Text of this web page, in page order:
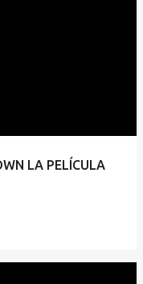
LA PELÍCULA